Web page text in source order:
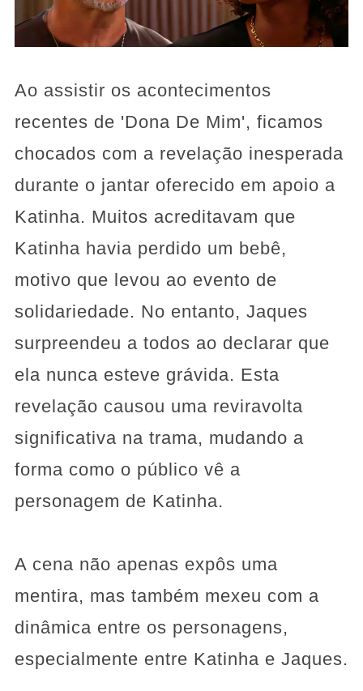
Ao assistir os acontecimentos
recentes de 'Dona De Mim', ficamos
chocados com a revelação inesperada
durante o jantar oferecido em apoio a
Katinha. Muitos acreditavam que
Katinha havia perdido um bebê,
motivo que levou ao evento de
solidariedade. No entanto, Jaques
surpreendeu a todos ao declarar que
ela nunca esteve grávida. Esta
revelação causou uma reviravolta
significativa na trama, mudando a
forma como o público vê a
personagem de Katinha.
A cena não apenas expôs uma
mentira, mas também mexeu com a
dinâmica entre os personagens,
especialmente entre Katinha e Jaques.